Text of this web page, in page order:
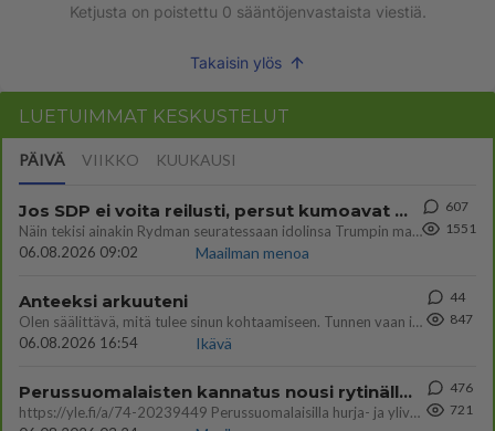
Ketjusta on poistettu 0 sääntöjenvastaista viestiä.
Takaisin ylös
LUETUIMMAT KESKUSTELUT
PÄIVÄ VIIKKO KUUKAUSI
Jos SDP ei voita reilusti, persut kumoavat demokratian Suomesta
Näin tekisi ainakin Rydman seuratessaan idolinsa Trumpin mallia https://www.is.fi/politiikka/art-2000012187244.html
06.08.2026 09:02
Maailman menoa
607
1551
Anteeksi arkuuteni
Olen säälittävä, mitä tulee sinun kohtaamiseen. Tunnen vaan itseni todella epävarmaksi sun kanssa. Jos minun olisi pitän
06.08.2026 16:54
Ikävä
44
847
Perussuomalaisten kannatus nousi rytinällä Ylen tänään julkaisemassa tuoreimmassa gallup-kyselyssä.
https://yle.fi/a/74-20239449 Perussuomalaisilla hurja- ja ylivoimaisesti suurin nousu tässä uudessa Ylen gallupissa. Kyl
476
721